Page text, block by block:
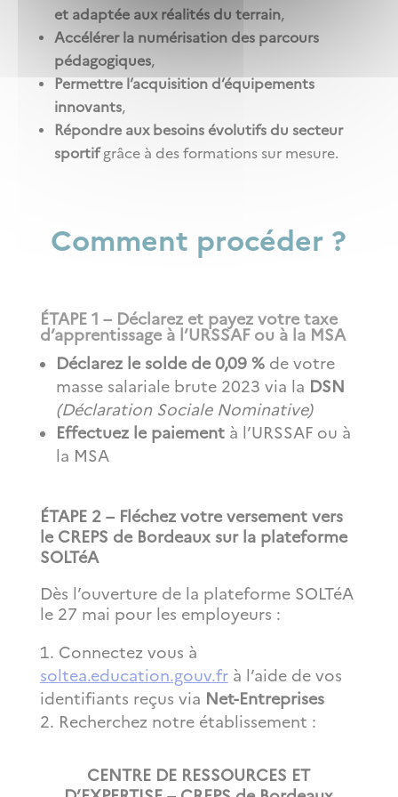
et adaptée aux réalités du terrain,
Accélérer la numérisation des parcours
pédagogiques,
Permettre l’acquisition d’équipements
innovants,
Répondre aux besoins évolutifs du secteur
sportifgrâce à des formations sur mesure.
Comment procéder ?
ÉTAPE 1 – Déclarez et payez votre taxe
d’apprentissage à l’URSSAF ou à la MSA
Déclarez le solde de 0,09 %de votre
masse salariale brute 2023 via la DSN
(Déclaration Sociale Nominative)
Effectuez le paiementà l’URSSAF ou à
la MSA
ÉTAPE 2 – Fléchez votre versement vers
le CREPS de Bordeaux sur la plateforme
SOLTéA
Dès l’ouverture de la plateforme SOLTéA
le 27 mai pour les employeurs :
Connectez vous à
soltea.education.gouv.frà l’aide de vos
identifiants reçus via Net-Entreprises
Recherchez notre établissement :
CENTRE DE RESSOURCES ET